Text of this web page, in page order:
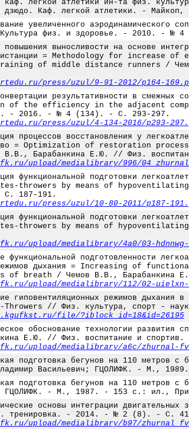
каф. легкой атлетики ин-та физ.
дзюдо. Каф. легкой атлетики. -
увеличенного аэродинамического
физ. и здоровье. - 2010. - №
выносливости на основе
дистанции = Methodology for
of middle distance runners /
press/uzul/9-91-2012/p164-
результативности в смежных
of the efficiency in the adjacent
- 2016. - № 4 (134). - С. 293-297.
press/uzul/4-134-2016/p293-
процессов восстановления у
= Optimization of restoration
В.В., Барабанкина Е.Ю. // Физ.
upload/medialibrary/996/
функциональной подготовки
throwers by means of
187-191.
press/uzul/10-80-2011/p187-
функциональной подготовки
throwers by means of
upload/medialibrary/4a0/03-
подготовленности
режимов дыхания = Increasing of
of breath / Чемов В.В., Барабанкина
upload/medialibrary/112/02-
гиповентиляционных режимов
// Физ. культура, спорт -
file/?iblock_id=18&id=26195
обоснование технологии развития
Е.Ю. // Физ. воспитание и
upload/medialibrary/a6c/zhurnal-
подготовка бегунов на 110 метров
Васильевич; ГЦОЛИФК. - М.,
подготовка бегунов на 110 метров
ГЦОЛИФК. - М., 1987. - 153 с.: ил.,
основы интеграции
тренировка. - 2014. - № 2 (8). - С.
upload/medialibrary/b97/